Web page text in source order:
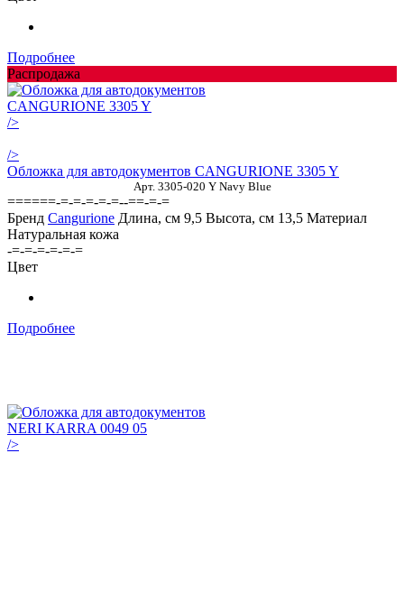
Подробнее
Распродажа
/>
/>
Обложка для автодокументов CANGURIONE 3305 Y
Арт. 3305-020 Y Navy Blue
======-=-=-=-=-=--==-=-=
Бренд Cangurione Длина, см 9,5 Высота, см 13,5 Материал
Натуральная кожа
-=-=-=-=-=-=
Цвет
Подробнее
/>